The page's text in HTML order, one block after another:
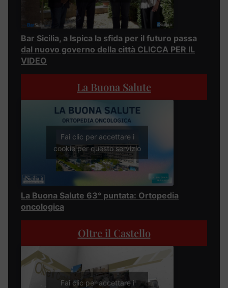
Bar Sicilia, a Ispica la sfida per il futuro passa
dal nuovo governo della città CLICCA PER IL
VIDEO
La Buona Salute
Fai clic per accettare i
cookie per questo servizio
La Buona Salute 63° puntata: Ortopedia
oncologica
Oltre il Castello
Fai clic per accettare i